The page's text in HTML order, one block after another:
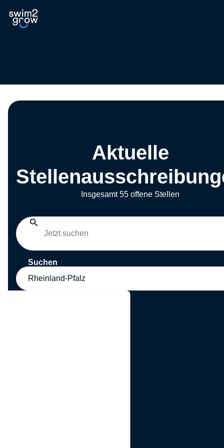
Aktuelle
Insgesamt 55 offene Stellen
Suchen
Rheinland-Pfalz